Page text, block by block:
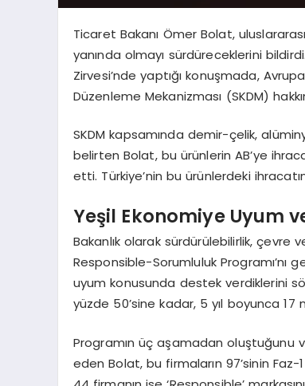
Ticaret Bakanı Ömer Bolat,
yanında olmayı sürdüreceklerini
Zirvesi’nde yaptığı konuşmada,
Düzenleme Mekanizması (SKDM)
SKDM kapsamında demir-çelik,
belirten Bolat, bu ürünlerin AB’ye
etti. Türkiye’nin bu ürünlerdeki
Yeşil Ekonomiye Uyum
Bakanlık olarak sürdürülebilirlik, çevre
Responsible-Sorumluluk
uyum konusunda destek verdiklerini
yüzde 50’sine kadar, 5 yıl boyunca 17
Programın üç aşamadan oluştuğunu
eden Bolat, bu firmaların 97’sinin